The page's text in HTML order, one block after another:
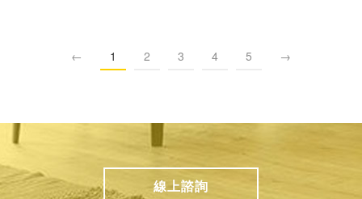
← 1 2 3 4 5 →
線上諮詢